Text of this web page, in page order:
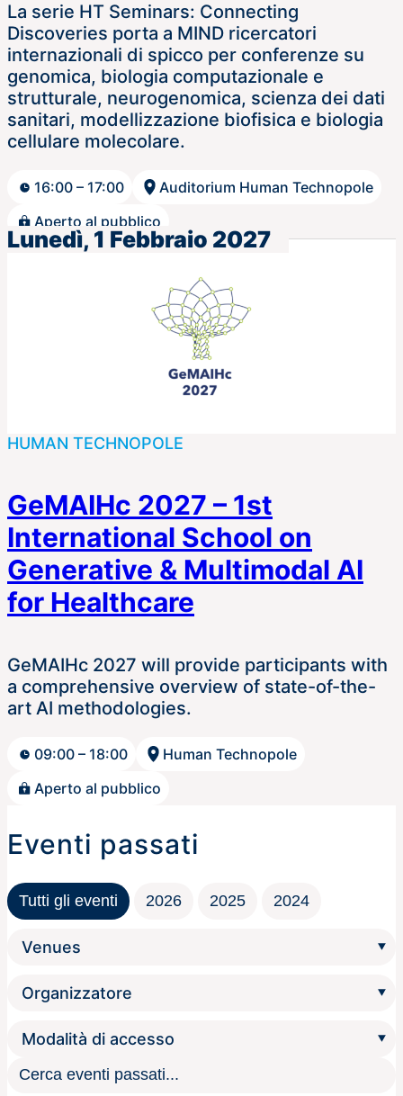
La serie HT Seminars: Connecting
Discoveries porta a MIND ricercatori
internazionali di spicco per conferenze su
genomica, biologia computazionale e
strutturale, neurogenomica, scienza dei dati
sanitari, modellizzazione biofisica e biologia
cellulare molecolare.
16:00 – 17:00
Auditorium Human Technopole
Aperto al pubblico
Lunedì, 1 Febbraio 2027
HUMAN TECHNOPOLE
GeMAIHc 2027 – 1st
International School on
Generative & Multimodal AI
for Healthcare
GeMAIHc 2027 will provide participants with
a comprehensive overview of state-of-the-
art AI methodologies.
09:00 – 18:00
Human Technopole
Aperto al pubblico
Eventi passati
Tutti gli eventi 2026 2025 2024
Cerca eventi passati...